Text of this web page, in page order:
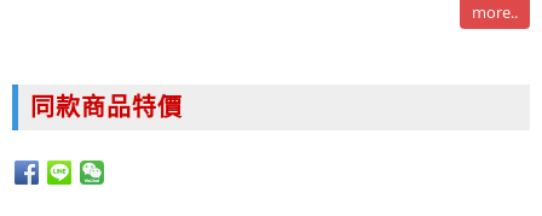
more..
同款商品特價